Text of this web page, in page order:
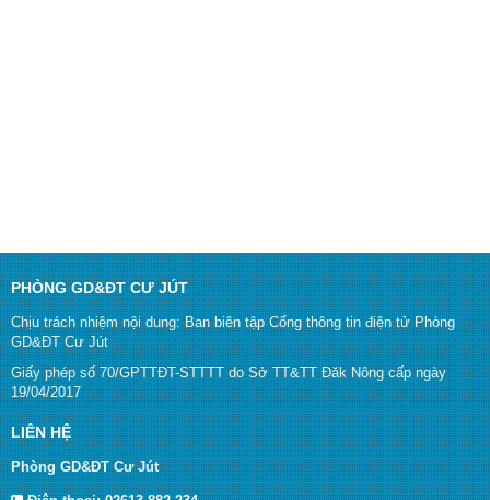
PHÒNG GD&ĐT CƯ JÚT
Chịu trách nhiệm nội dung: Ban biên tập Cổng thông tin điện tử Phòng
GD&ĐT Cư Jút
Giấy phép số 70/GPTTĐT-STTTT do Sở TT&TT Đăk Nông cấp ngày
19/04/2017
LIÊN HỆ
Phòng GD&ĐT Cư Jút